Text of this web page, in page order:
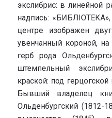
экслибрис: в линейной
надпись:
центре изображен
увенчанный короной,
герб рода
штемпельный
краской: под
Бывший владелец
Ольденбургский (1812-